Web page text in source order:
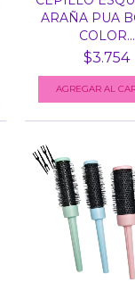
ARAÑA PUA
COLOR...
$3.754
AGREGAR AL